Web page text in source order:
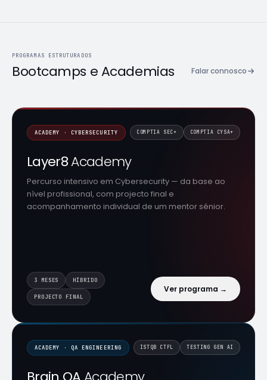
PROGRAMAS ESTRUTURADOS
Bootcamps e Academias Falar connosco
ACADEMY · CYBERSECURITY COMPTIA SEC+ COMPTIA CYSA+
Layer8Academy
Percurso intensivo em Cybersecurity — da base ao
nível profissional, com projecto final e
acompanhamento individual de um mentor sénior.
3 MESES HÍBRIDO
PROJECTO FINAL
Ver programa →
ACADEMY · QA ENGINEERING ISTQB CTFL TESTING GEN AI